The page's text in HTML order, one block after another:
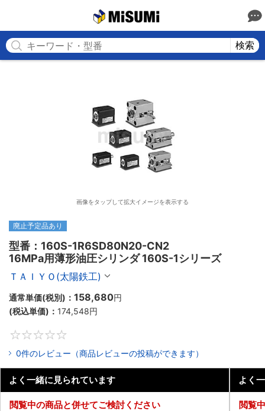
検索
画像をタップして拡大イメージを表示する
廃止予定品あり
型番：160S-1R6SD80N20-CN2
16MPa用薄形油圧シリンダ 160S-1シリーズ
ＴＡＩＹＯ(太陽鉄工)
通常単価(税別)： 158,680円
(税込単価)： 174,548円
0件のレビュー（商品レビューの投稿ができます）
よく一緒に見られています
閲覧中の商品と併せてご検討ください
よく
閲覧